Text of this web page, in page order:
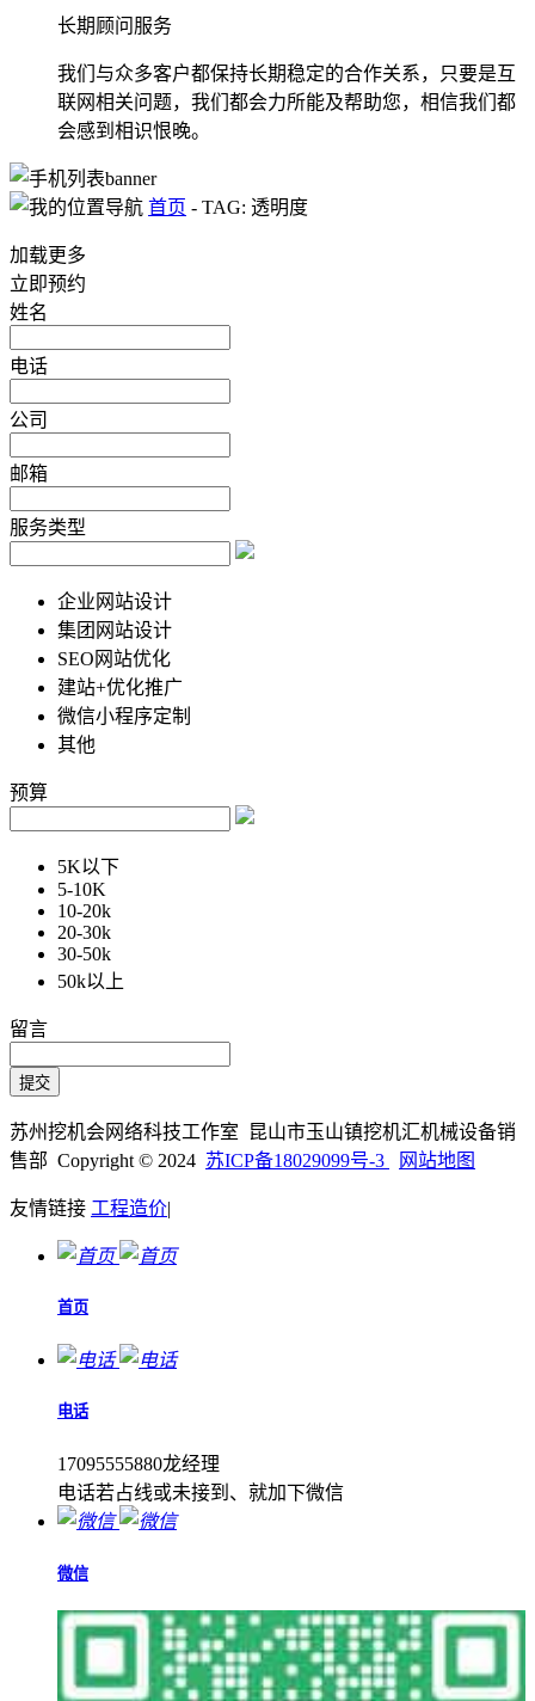
长期顾问服务
我们与众多客户都保持长期稳定的合作关系，只要是互
联网相关问题，我们都会力所能及帮助您，相信我们都
会感到相识恨晚。
首页 - TAG: 透明度
加载更多
立即预约
姓名
电话
公司
邮箱
服务类型
企业网站设计
集团网站设计
SEO网站优化
建站+优化推广
微信小程序定制
其他
预算
5K以下
5-10K
10-20k
20-30k
30-50k
50k以上
留言
苏州挖机会网络科技工作室 昆山市玉山镇挖机汇机械设备销
售部 Copyright © 2024 苏ICP备18029099号-3 网站地图
友情链接 工程造价|
首页
电话
17095555880龙经理
电话若占线或未接到、就加下微信
微信